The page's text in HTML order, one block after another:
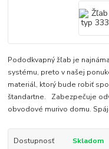
Pododkvapný žľab je
systému, preto v našej
materiál, ktorý bude robiť
štandartne. Zabezpečuje
obvodové murivo domu.
Dostupnosť
Skladom